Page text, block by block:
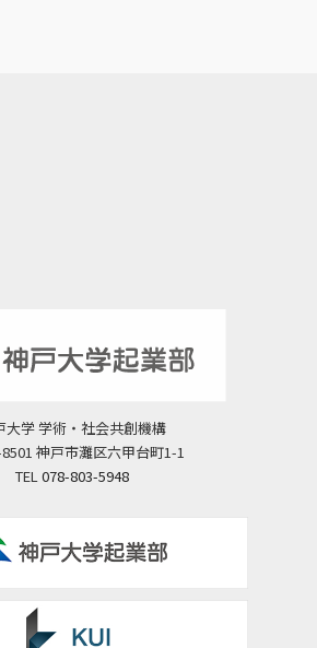
大学 学術・社会共創機構
神戸市灘区六甲台町1-1
TEL 078-803-5948